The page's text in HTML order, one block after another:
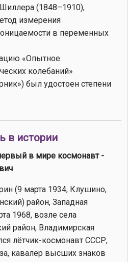
(1848–1910);
измерения
в переменных
«Опытное
колебаний»
был удостоен степени
в истории
в мире космонавт -
(9 марта 1934, Клушино,
район, Западная
1968, возле села
район, Владимирская
лётчик-космонавт СССР,
кавалер высших знаков